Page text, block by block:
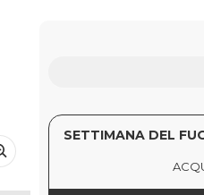
SETTIMANA DEL